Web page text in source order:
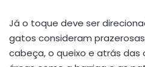
Já o toque deve ser
gatos consideram
cabeça, o queixo e atrás das